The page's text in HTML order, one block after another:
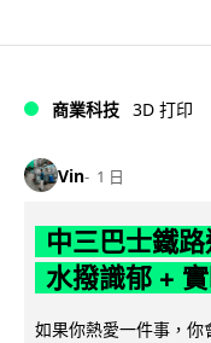
商業科技 3D 打印
Vin 1 日
中三巴士鐵
水撥識郁 +
如果你熱愛一件事，你